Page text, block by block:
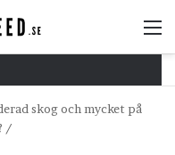
skog och mycket på
/